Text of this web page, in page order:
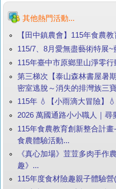
其他熱門活動...
【田中鎮農會】115年食農
115/7、8月愛無盡藝術特展~
115年臺中市原鄉里山淨零
第三梯次【泰山森林書屋暑
密室逃脫～消失的排灣族三寶
115年 💧【小雨滴大冒險】
2026 萬國通路小小職人｜尋
115年食農教育創新整合計畫
食農體驗活動...
《真心加場》荳荳多肉手作
趣》...
115年度食材險趣親子體驗